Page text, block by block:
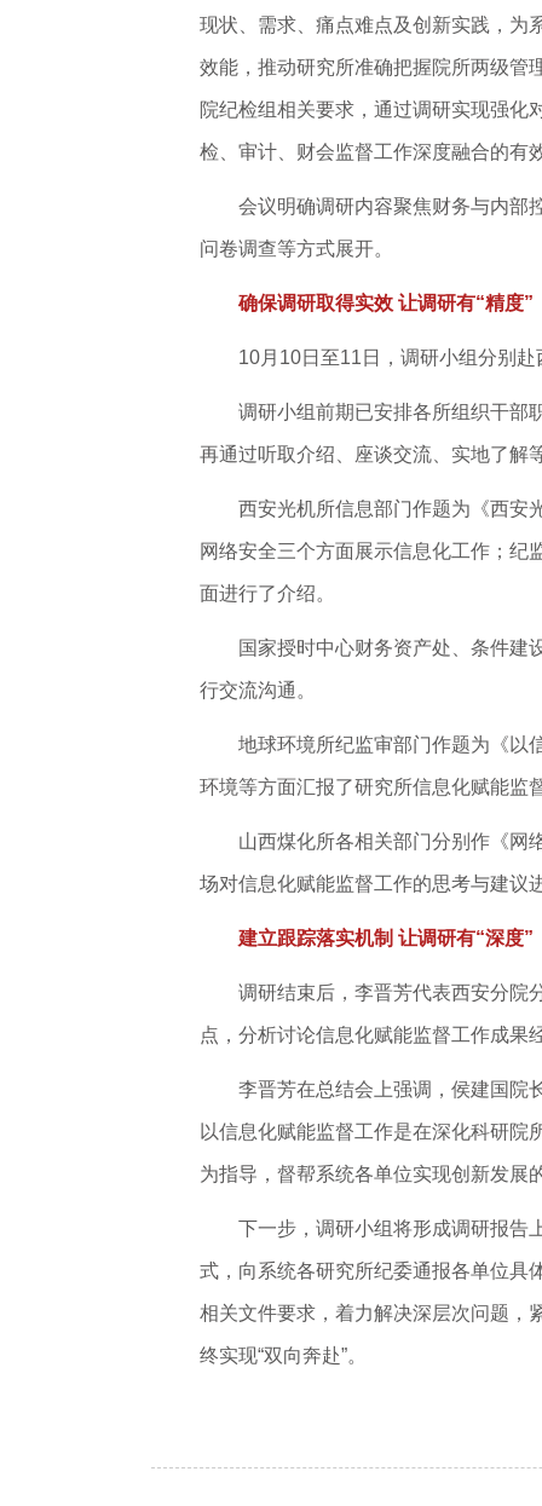
现状、需求、痛点难点及创新实践，为
效能，推动研究所准确把握院所两级管
院纪检组相关要求，通过调研实现强化
检、审计、财会监督工作深度融合的有
会议明确调研内容聚焦财务与内部
问卷调查等方式展开。
确保调研取得实效 让调研有“精度”
10月10日至11日，调研小组分别
调研小组前期已安排各所组织干部
再通过听取介绍、座谈交流、实地了解
西安光机所信息部门作题为《西安
网络安全三个方面展示信息化工作；纪
面进行了介绍。
国家授时中心财务资产处、条件建
行交流沟通。
地球环境所纪监审部门作题为《以
环境等方面汇报了研究所信息化赋能监
山西煤化所各相关部门分别作《网
场对信息化赋能监督工作的思考与建议
建立跟踪落实机制 让调研有“深度”
调研结束后，李晋芳代表西安分院
点，分析讨论信息化赋能监督工作成果
李晋芳在总结会上强调，侯建国院
以信息化赋能监督工作是在深化科研院
为指导，督帮系统各单位实现创新发展
下一步，调研小组将形成调研报告
式，向系统各研究所纪委通报各单位具
相关文件要求，着力解决深层次问题，
终实现“双向奔赴”。